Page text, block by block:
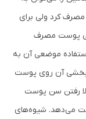
کرد ولی برای
پوست مصرف
موضعی آن به
آن روی پوست
رفتن سن پوست
می‌دهد. شیوه‌های